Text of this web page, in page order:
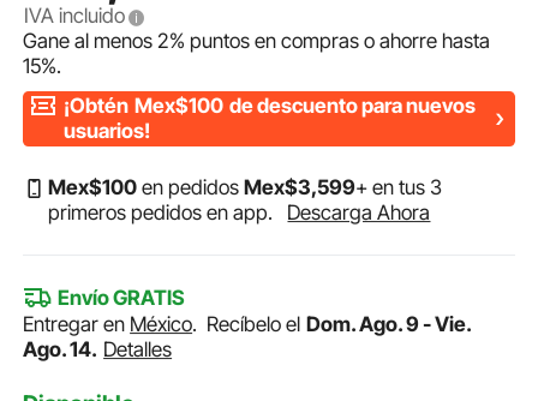
IVA incluido
Gane al menos2% puntos en compras o ahorre hasta
15%.
¡Obtén Mex$100 de descuento para nuevos
usuarios!
Mex$100 en pedidosMex$3,599+ en tus 3
primeros pedidos en app.
Descarga Ahora
Envío GRATIS
Entregar en México. Recíbelo el Dom. Ago. 9 - Vie.
Ago. 14. Detalles